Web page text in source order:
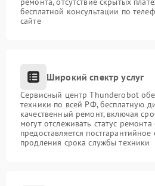
бесплатной консультации по
сайте
Широкий спектр услуг
Сервисный центр Thunderobot
техники по всей РФ, бесплатную
качественный ремонт, включая
могут отслеживать статус
предоставляется
продления срока службы техники